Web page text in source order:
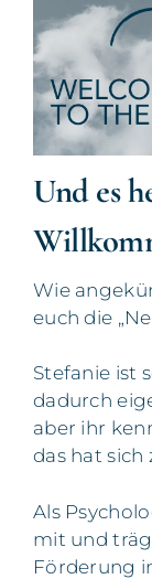
Und es
Wie
euch die
Stefanie ist
dadurch
aber ihr
das hat sich
Als
mit und
Förderung